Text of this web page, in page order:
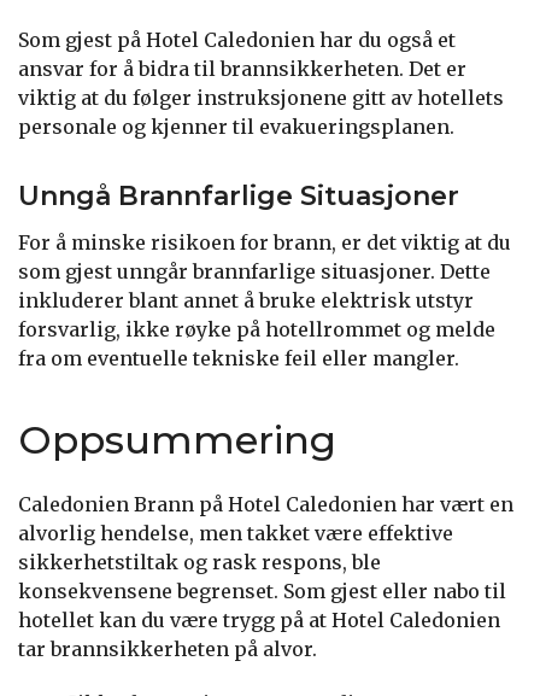
Som gjest på Hotel Caledonien har du også et
ansvar for å bidra til brannsikkerheten. Det er
viktig at du følger instruksjonene gitt av hotellets
personale og kjenner til evakueringsplanen.
Unngå Brannfarlige Situasjoner
For å minske risikoen for brann, er det viktig at du
som gjest unngår brannfarlige situasjoner. Dette
inkluderer blant annet å bruke elektrisk utstyr
forsvarlig, ikke røyke på hotellrommet og melde
fra om eventuelle tekniske feil eller mangler.
Oppsummering
Caledonien Brann på Hotel Caledonien har vært en
alvorlig hendelse, men takket være effektive
sikkerhetstiltak og rask respons, ble
konsekvensene begrenset. Som gjest eller nabo til
hotellet kan du være trygg på at Hotel Caledonien
tar brannsikkerheten på alvor.